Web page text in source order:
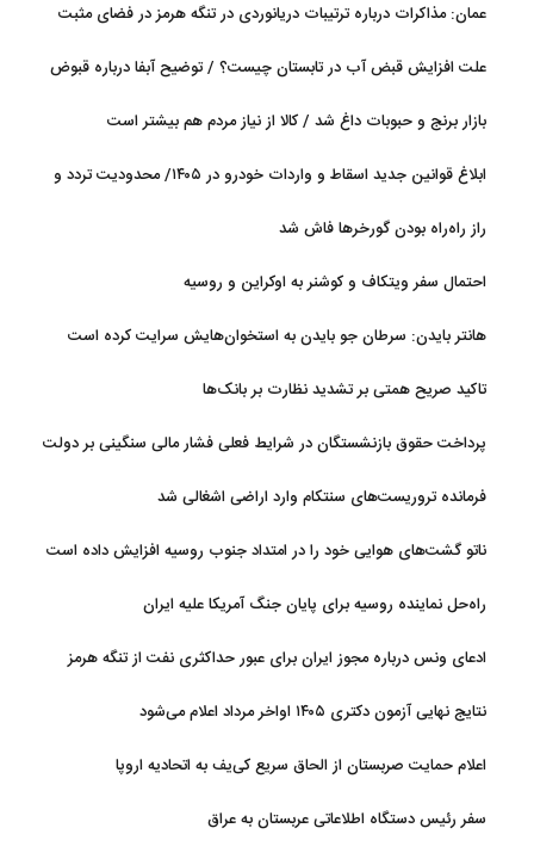
عمان: مذاکرات درباره ترتیبات دریانوردی در تنگه هرمز در فضای مثبت
علت افزایش قبض آب در تابستان چیست؟ / توضیح آبفا درباره قبوض
بازار برنج و حبوبات داغ شد / کالا از نیاز مردم هم بیشتر است
ابلاغ قوانین جدید اسقاط و واردات خودرو در ۱۴۰۵/ محدودیت تردد و
راز راه‌راه بودن گورخرها فاش شد
احتمال سفر ویتکاف و کوشنر به اوکراین و روسیه
هانتر بایدن: سرطان جو بایدن به استخوان‌هایش سرایت کرده است
تاکید صریح همتی بر تشدید نظارت بر بانک‌ها
پرداخت حقوق بازنشستگان در شرایط فعلی فشار مالی سنگینی بر دولت
فرمانده تروریست‌های سنتکام وارد اراضی اشغالی شد
ناتو گشت‌های هوایی خود را در امتداد جنوب روسیه افزایش داده است
راه‌حل نماینده روسیه برای پایان جنگ آمریکا علیه ایران
ادعای ونس درباره مجوز ایران برای عبور حداکثری نفت از تنگه هرمز
نتایج نهایی آزمون دکتری ۱۴۰۵ اواخر مرداد اعلام می‌شود
اعلام حمایت صربستان از الحاق سریع کی‌یف به اتحادیه اروپا
سفر رئیس دستگاه اطلاعاتی عربستان به عراق